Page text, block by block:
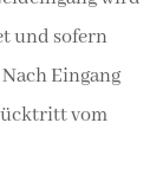
und sofern
Eingang
vom